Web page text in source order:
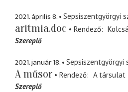
2021. április 8. Sepsiszentgyörgyi
aritmia.doc Rendező
Szereplő
2021. január 18. Sepsiszentgyörgyi
A műsor Rendező
A társulat
Szereplő